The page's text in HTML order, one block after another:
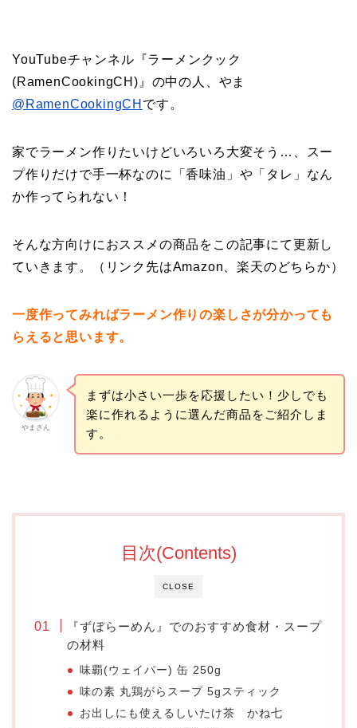
YouTubeチャンネル『ラーメンクック
(RamenCookingCH)』の中の人、やま
@RamenCookingCH です。
家でラーメン作りたいけどいろいろ大変そう…、スー
プ作りだけで手一杯なのに「香味油」や「タレ」なん
か作ってられない！
そんな方向けにおススメの商品をこの記事にて更新し
ていきます。（リンク先はAmazon、楽天のどちらか）
一度作ってみればラーメン作りの楽しさが分かっても
らえると思います。
やまさん
まずは小さい一歩を応援したい！少しでも
楽に作れるように選んだ商品をご紹介しま
す。
CLOSE
目次(Contents)
『ずぼらーめん』でのおすすめ食材・スープ
の材料
味覇(ウェイパー) 缶 250g
味の素 丸鶏がらスープ 5gスティック
お出しにも使えるしいたけ茶 かね七